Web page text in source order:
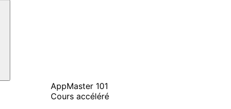
AppMaster 101
Cours accéléré